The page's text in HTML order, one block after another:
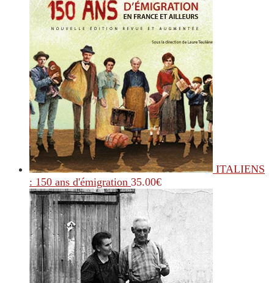
ITALIENS
: 150 ans d'émigration 35.00€